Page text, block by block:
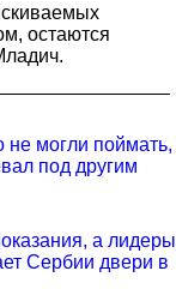
остаются
не могли поймать,
под другим
а лидеры
Сербии двери в